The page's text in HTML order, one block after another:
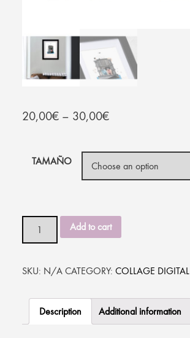
20,00€– 30,00€
TAMAÑO
"VIRTUAL REALITY", DE GUILLERMO RODRÍGUEZ QUANTITY
Add to cart
SKU: N/ACATEGORY: COLLAGE DIGITAL
Description Additional information